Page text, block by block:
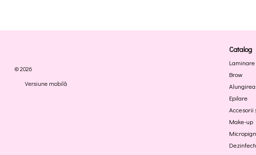
© 2026
Versiune mobilă
Catalog
Laminare
Brow
Epilare
Accesorii
Make-up